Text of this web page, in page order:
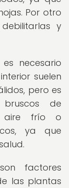
Por otro
y
necesario
suelen
pero es
de
aire frío o
ya que
factores
las plantas